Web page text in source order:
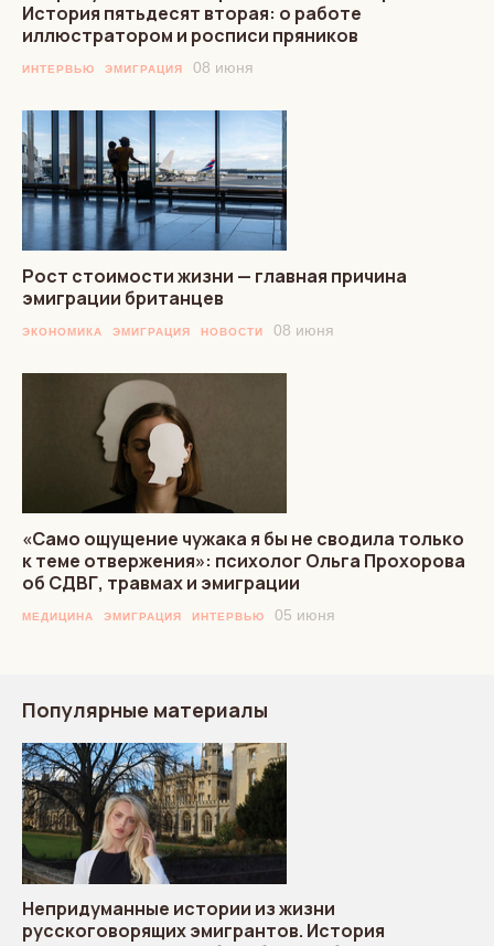
История пятьдесят вторая: о работе
иллюстратором и росписи пряников
ИНТЕРВЬЮ ЭМИГРАЦИЯ 08 июня
Рост стоимости жизни — главная причина
эмиграции британцев
ЭКОНОМИКА ЭМИГРАЦИЯ НОВОСТИ 08 июня
«Само ощущение чужака я бы не сводила только
к теме отвержения»: психолог Ольга Прохорова
об СДВГ, травмах и эмиграции
МЕДИЦИНА ЭМИГРАЦИЯ ИНТЕРВЬЮ 05 июня
Популярные материалы
Непридуманные истории из жизни
русскоговорящих эмигрантов. История